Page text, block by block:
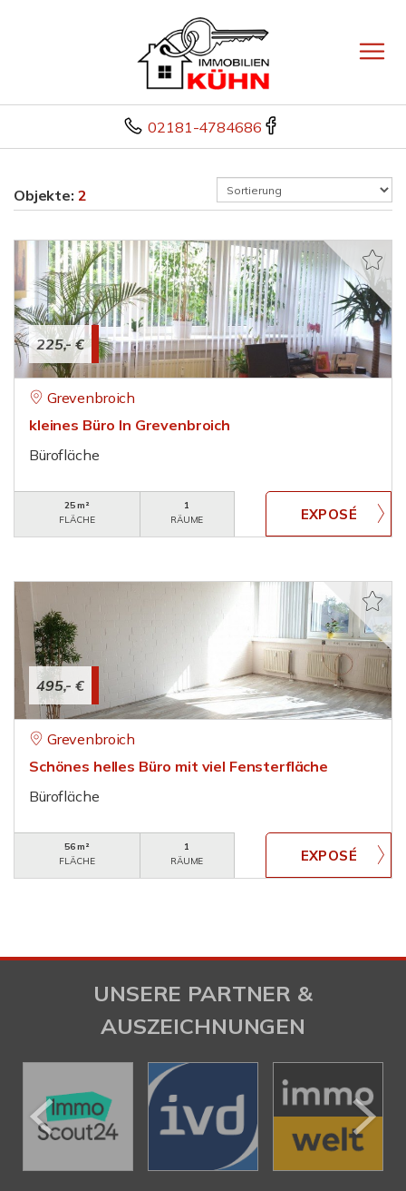
02181-4784686
Objekte: 2
225,- €
Grevenbroich
kleines Büro In Grevenbroich
Bürofläche
25 m²
FLÄCHE
1
RÄUME
495,- €
Grevenbroich
Schönes helles Büro mit viel Fensterfläche
Bürofläche
56 m²
FLÄCHE
1
RÄUME
UNSERE PARTNER &
AUSZEICHNUNGEN